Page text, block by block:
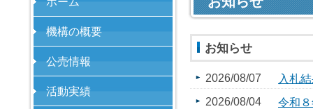
お知らせ
2026/08/07
入札
2026/08/04
令和
機構の概要
公売情報
活動実績